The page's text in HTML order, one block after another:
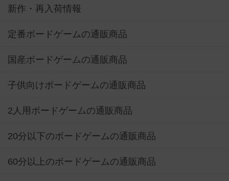
新作・再入荷情報
定番ボードゲームの通販商品
国産ボードゲームの通販商品
子供向けボードゲームの通販商品
2人用ボードゲームの通販商品
20分以下のボードゲームの通販商品
60分以上のボードゲームの通販商品